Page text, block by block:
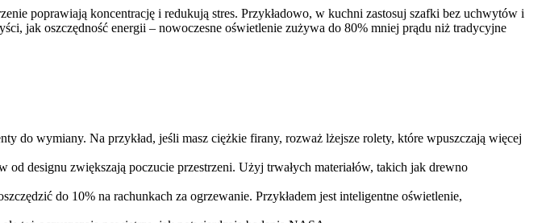
poprawiają koncentrację i redukują stres. Przykładowo, w kuchni zastosuj szafki bez uchwytów i
jak oszczędność energii – nowoczesne oświetlenie zużywa do 80% mniej prądu niż tradycyjne
do wymiany. Na przykład, jeśli masz ciężkie firany, rozważ lżejsze rolety, które wpuszczają więcej
designu zwiększają poczucie przestrzeni. Użyj trwałych materiałów, takich jak drewno
do 10% na rachunkach za ogrzewanie. Przykładem jest inteligentne oświetlenie,